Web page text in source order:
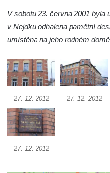
Pamětní deska Jaroslava
Českobratrské ulici v
Pamětní deska Walthera
Teplicích
Pamětní deska Ludwiga
Pamětní deska na
na kašně na Benešově
Pamětní deska Urnového
V sobotu 23. června 2001 byla
v Nejdku odhalena pamětní
umístěna na jeho rodném
27. 12. 2012 27. 12. 2012
27. 12. 2012